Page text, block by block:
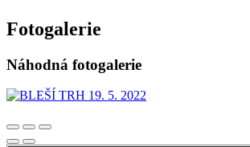
Fotogalerie
Náhodná fotogalerie